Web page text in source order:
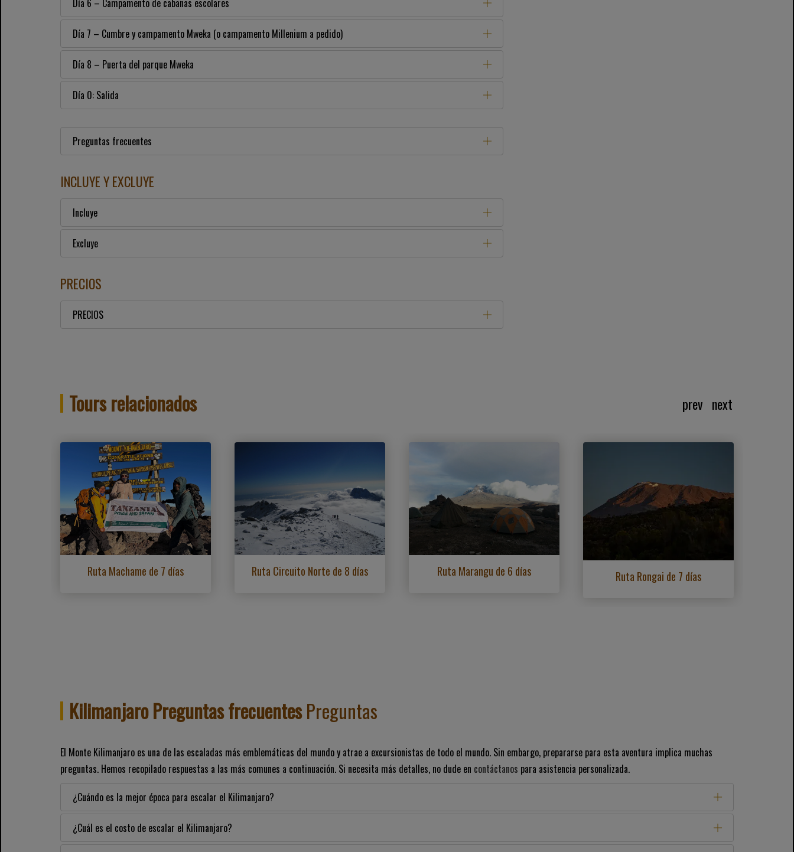
Día 7 – Cumbre y campamento Mweka (o campamento Millenium a pedido)
Día 8 – Puerta del parque Mweka
Día 0: Salida
Preguntas frecuentes
INCLUYE Y EXCLUYE
Incluye
Excluye
PRECIOS
PRECIOS
Tours relacionados
Ruta Machame de 7 días Ruta Circuito Norte de 8 días Ruta Marangu de 6 días Ruta Rongai de 7 días
prev next
Kilimanjaro Preguntas frecuentesPreguntas
El Monte Kilimanjaro es una de las escaladas más emblemáticas del mundo y atrae a excursionistas de todo el mundo. Sin embargo, prepararse para esta aventura implica muchas
preguntas. Hemos recopilado respuestas a las más comunes a continuación. Si necesita más detalles, no dude en contáctanos para asistencia personalizada.
¿Cuándo es la mejor época para escalar el Kilimanjaro?
¿Cuál es el costo de escalar el Kilimanjaro?